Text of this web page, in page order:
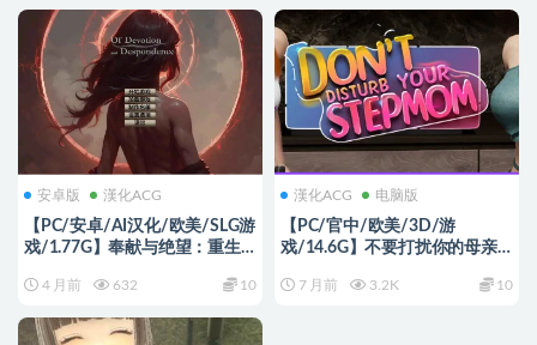
安卓版 漢化ACG
【PC/安卓/AI汉化/欧美/SLG游
戏/1.77G】奉献与绝望：重生
+欧美SLG游戏+1.77G
4 月前 632 10
漢化ACG 电脑版
【PC/官中/欧美/3D/游
戏/14.6G】不要打扰你的母亲
STEPMOM)Ver0.096.99.5.4STE
7 月前 3.2K 10